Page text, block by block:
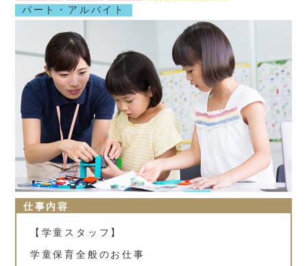
パート・アルバイト
仕事内容
【学童スタッフ】
学童保育全般のお仕事